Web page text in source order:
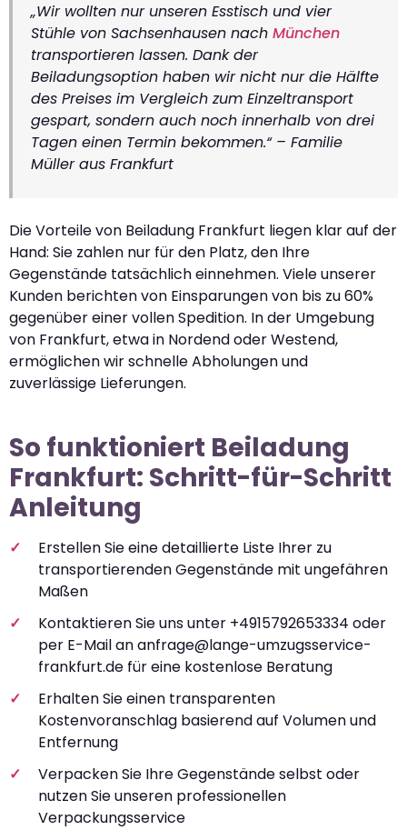
„Wir wollten nur unseren Esstisch und vier
Stühle von Sachsenhausen nach München
transportieren lassen. Dank der
Beiladungsoption haben wir nicht nur die Hälfte
des Preises im Vergleich zum Einzeltransport
gespart, sondern auch noch innerhalb von drei
Tagen einen Termin bekommen.“ – Familie
Müller aus Frankfurt
Die Vorteile von Beiladung Frankfurt liegen klar auf der
Hand: Sie zahlen nur für den Platz, den Ihre
Gegenstände tatsächlich einnehmen. Viele unserer
Kunden berichten von Einsparungen von bis zu 60%
gegenüber einer vollen Spedition. In der Umgebung
von Frankfurt, etwa in Nordend oder Westend,
ermöglichen wir schnelle Abholungen und
zuverlässige Lieferungen.
So funktioniert Beiladung
Frankfurt: Schritt-für-Schritt
Anleitung
Erstellen Sie eine detaillierte Liste Ihrer zu
transportierenden Gegenstände mit ungefähren
Maßen
Kontaktieren Sie uns unter +4915792653334 oder
per E-Mail ananfrage@lange-umzugsservice-
frankfurt.de für eine kostenlose Beratung
Erhalten Sie einen transparenten
Kostenvoranschlag basierend auf Volumen und
Entfernung
Verpacken Sie Ihre Gegenstände selbst oder
nutzen Sie unseren professionellen
Verpackungsservice